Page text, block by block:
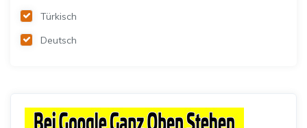
Türkisch
Deutsch